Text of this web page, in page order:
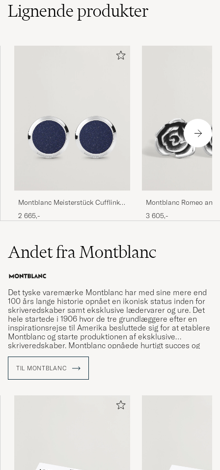
Lignendeprodukter
Montblanc Meisterstück Cufflinks
Blue Goldstone
2 665,-
Montblanc Romeo and
Cufflinks Silver
3 605,-
Andet fra Montblanc
Det tyske varemærke Montblanc har med sine mere end
100 års lange historie opnået en ikonisk status inden for
skriveredskaber samt eksklusive lædervarer og ure. Det
hele startede i 1906 hvor de tre grundlæggere efter en
inspirationsrejse til Amerika besluttede sig for at etablere
Montblanc og starte produktionen af eksklusive
skriveredskaber. Montblanc opnåede hurtigt succes og
revolutionerede kunsten at skrive i hånden – resten er
TIL MONTBLANC